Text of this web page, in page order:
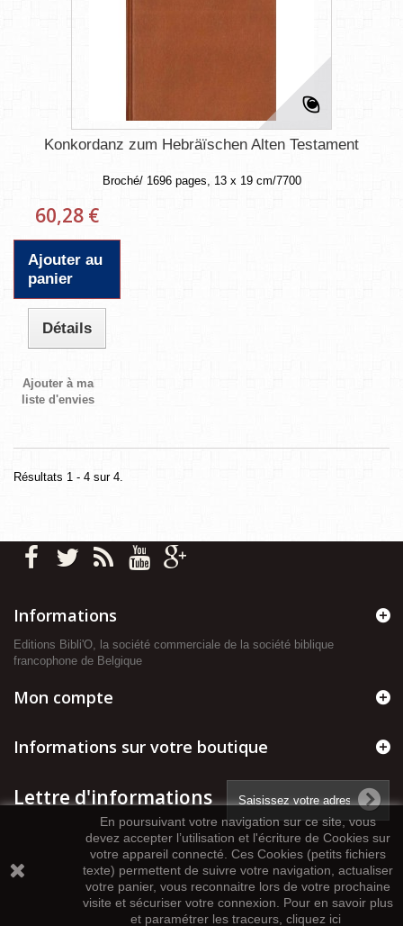
Konkordanz zum Hebräïschen Alten Testament
Broché/ 1696 pages, 13 x 19 cm/7700
60,28 €
Ajouter au
panier
Détails
Ajouter à ma
liste d'envies
Résultats 1 - 4 sur 4.
Informations
Editions Bibli'O, la société commerciale de la société biblique
francophone de Belgique
Mon compte
Informations sur votre boutique
En poursuivant votre navigation sur ce site, vous
devez accepter l’utilisation et l'écriture de Cookies sur
votre appareil connecté. Ces Cookies (petits fichiers
texte) permettent de suivre votre navigation, actualiser
votre panier, vous reconnaitre lors de votre prochaine
visite et sécuriser votre connexion. Pour en savoir plus
et paramétrer les traceurs, cliquez ici
Lettre d'informations